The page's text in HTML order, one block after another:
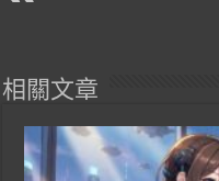
相關文章